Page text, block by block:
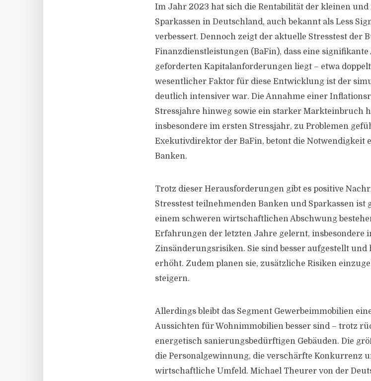
Im Jahr 2023 hat sich die Rentabilität der kleinen
Sparkassen in Deutschland, auch bekannt als Less
verbessert. Dennoch zeigt der aktuelle Stresstest der
Finanzdienstleistungen (BaFin), dass eine
geforderten Kapitalanforderungen liegt – etwa
wesentlicher Faktor für diese Entwicklung ist der
deutlich intensiver war. Die Annahme einer
Stressjahre hinweg sowie ein starker Markteinbruch
insbesondere im ersten Stressjahr, zu Problemen
Exekutivdirektor der BaFin, betont die Notwendigkeit
Banken.
Trotz dieser Herausforderungen gibt es positive
Stresstest teilnehmenden Banken und Sparkassen
einem schweren wirtschaftlichen Abschwung
Erfahrungen der letzten Jahre gelernt, insbesondere
Zinsänderungsrisiken. Sie sind besser aufgestellt
erhöht. Zudem planen sie, zusätzliche Risiken
steigern.
Allerdings bleibt das Segment Gewerbeimmobilien
Aussichten für Wohnimmobilien besser sind – trotz
energetisch sanierungsbedürftigen Gebäuden. Die
die Personalgewinnung, die verschärfte Konkurrenz
wirtschaftliche Umfeld. Michael Theurer von der